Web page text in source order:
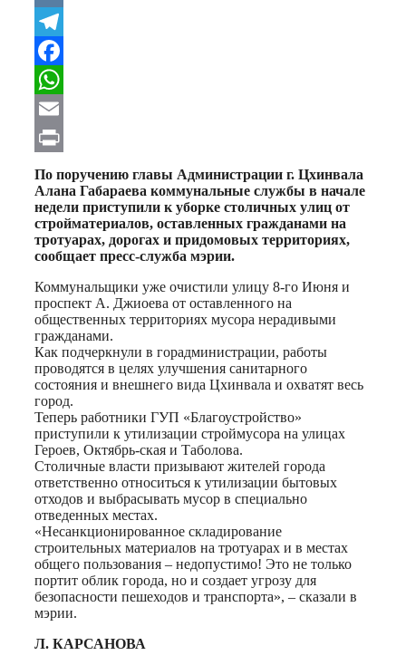
VK
Telegram
Facebook
WhatsApp
Email
Print
По поручению главы Администрации г. Цхинвала
Алана Габараева коммунальные службы в начале
недели приступили к уборке столичных улиц от
стройматериалов, оставленных гражданами на
тротуарах, дорогах и придомовых территориях,
сообщает пресс-служба мэрии.
Коммунальщики уже очистили улицу 8-го Июня и
проспект А. Джиоева от оставленного на
общественных территориях мусора нерадивыми
гражданами.
Как подчеркнули в горадминистрации, работы
проводятся в целях улучшения санитарного
состояния и внешнего вида Цхинвала и охватят весь
город.
Теперь работники ГУП «Благоустройство»
приступили к утилизации строймусора на улицах
Героев, Октябрь-ская и Таболова.
Столичные власти призывают жителей города
ответственно относиться к утилизации бытовых
отходов и выбрасывать мусор в специально
отведенных местах.
«Несанкционированное складирование
строительных материалов на тротуарах и в местах
общего пользования – недопустимо! Это не только
портит облик города, но и создает угрозу для
безопасности пешеходов и транспорта», – сказали в
мэрии.
Л. КАРСАНОВА